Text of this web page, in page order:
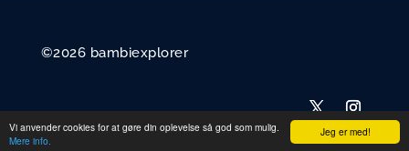
Jeg er med!
Vi anvender cookies for at gøre din oplevelse så god som mulig.
Mere info.
©2026 bambiexplorer